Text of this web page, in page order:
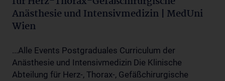
Anästhesie und Intensivmedizin | MedUni
Wien
...Alle Events Postgraduales Curriculum der
Anästhesie und Intensivmedizin Die Klinische
Abteilung für Herz-, Thorax-, Gefäßchirurgische